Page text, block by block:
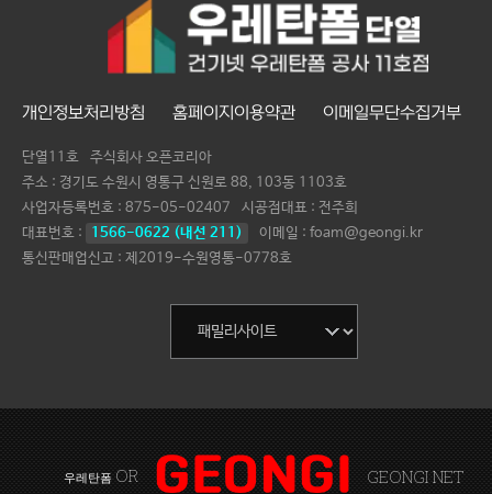
개인정보처리방침 홈페이지이용약관 이메일무단수집거부
단열11호
주식회사 오픈코리아
주소 : 경기도 수원시 영통구 신원로 88, 103동 1103호
사업자등록번호 : 875-05-02407 시공점대표 : 전주희
대표번호 :
1566-0622 (내선 211)
이메일 : foam@geongi.kr
통신판매업신고 : 제2019-수원영통-0778호
우레탄폼 OR GEONGI NET